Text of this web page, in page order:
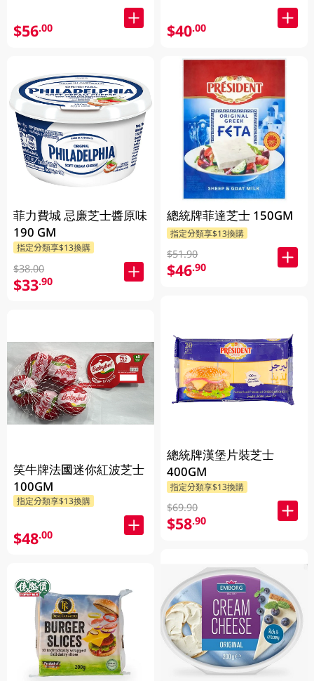
$56.00
菲力費城 忌廉芝士醬原味
190 GM
指定分類享$13換購
$38.00
$33.90
笑牛牌法國迷你紅波芝士
100GM
指定分類享$13換購
$48.00
$40.00
總統牌菲達芝士 150GM
指定分類享$13換購
$51.90
$46.90
總統牌漢堡片裝芝士
400GM
指定分類享$13換購
$69.90
$58.90